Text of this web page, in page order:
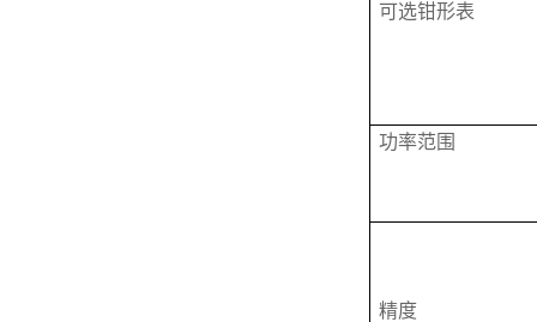
可选钳形表
功率范围
精度